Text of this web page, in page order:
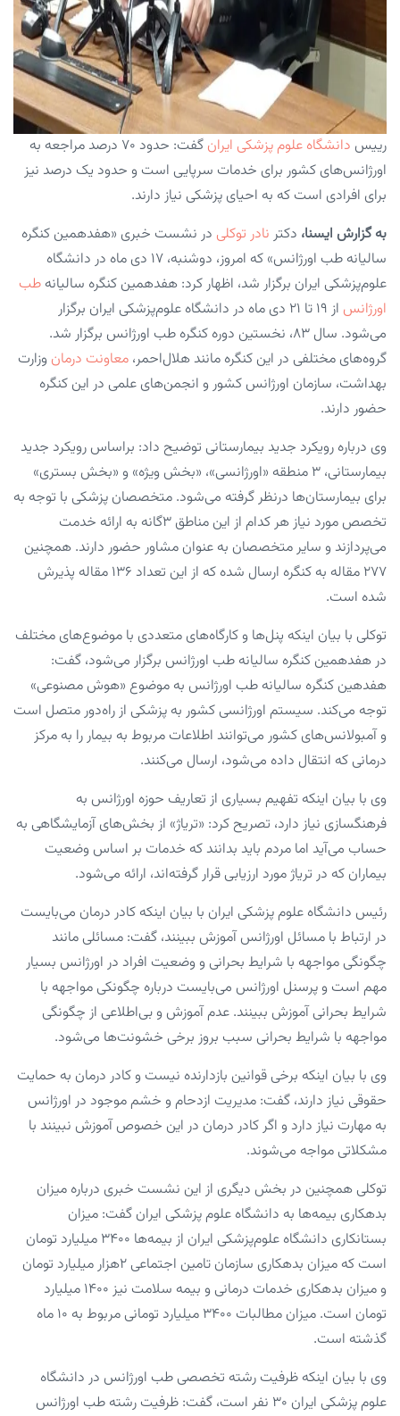
رییس دانشگاه علوم پزشکی ایران
گفت: حدود ۷۰ درصد مراجعه به
اورژانس‌های کشور برای خدمات سرپایی است و حدود یک درصد نیز
برای افرادی است که به احیای پزشکی نیاز دارند.
به گزارش ایسنا، دکتر نادر توکلی در نشست خبری «هفدهمین کنگره
سالیانه طب اورژانس» که امروز، دوشنبه، ۱۷ دی ماه در دانشگاه
علوم‌پزشکی ایران برگزار شد، اظهار کرد: هفدهمین کنگره سالیانه طب
اورژانس
از ۱۹ تا ۲۱ دی ماه در دانشگاه علوم‌پزشکی ایران برگزار
می‌شود. سال ۸۳، نخستین دوره کنگره طب اورژانس برگزار شد.
گروه‌های مختلفی در این کنگره مانند هلال‌احمر، معاونت درمان وزارت
بهداشت، سازمان اورژانس کشور و انجمن‌های علمی در این کنگره
حضور دارند.
وی درباره رویکرد جدید بیمارستانی توضیح داد: براساس رویکرد جدید
بیمارستانی، ۳ منطقه «اورژانسی»، «بخش ویژه» و «بخش بستری»
برای بیمارستان‌ها درنظر گرفته می‌شود. متخصصان پزشکی با توجه به
تخصص مورد نیاز هر کدام از این مناطق ۳گانه به ارائه خدمت
می‌پردازند و سایر متخصصان به عنوان مشاور حضور دارند. همچنین
۲۷۷ مقاله به کنگره ارسال شده که از این تعداد ۱۳۶ مقاله پذیرش
شده است.
توکلی با بیان اینکه پنل‌ها و کارگاه‌های متعددی با موضوع‌های مختلف
در هفدهمین کنگره سالیانه طب اورژانس برگزار می‌شود، گفت:
هفدهین کنگره سالیانه طب اورژانس به موضوع «هوش مصنوعی»
توجه می‌کند. سیستم اورژانسی کشور به پزشکی از راه‌دور متصل است
و آمبولانس‌های کشور می‌توانند اطلاعات مربوط به بیمار را به مرکز
درمانی که انتقال داده می‌شود، ارسال می‌کنند.
وی با بیان اینکه تفهیم بسیاری از تعاریف حوزه اورژانس به
فرهنگسازی نیاز دارد، تصریح کرد: «تریاژ» از بخش‌های آزمایشگاهی به
حساب می‌آید اما مردم باید بدانند که خدمات بر اساس وضعیت
بیماران که در تریاژ مورد ارزیابی قرار گرفته‌اند، ارائه می‌شود.
رئیس دانشگاه علوم پزشکی ایران با بیان اینکه کادر درمان می‌بایست
در ارتباط با مسائل اورژانس آموزش ببینند، گفت: مسائلی مانند
چگونگی مواجهه با شرایط بحرانی و وضعیت افراد در اورژانس بسیار
مهم است و پرسنل اورژانس می‌بایست درباره چگونکی مواجهه با
شرایط بحرانی آموزش ببینند. عدم آموزش و بی‌اطلاعی از چگونگی
مواجهه با شرایط بحرانی سبب بروز برخی خشونت‌ها می‌شود.
وی با بیان اینکه برخی قوانین بازدارنده نیست و کادر درمان به حمایت
حقوقی نیاز دارند، گفت: مدیریت ازدحام و خشم موجود در اورژانس
به مهارت نیاز دارد و اگر کادر درمان در این خصوص آموزش نبینند با
مشکلاتی مواجه می‌شوند.
توکلی همچنین در بخش دیگری از این نشست خبری درباره میزان
بدهکاری بیمه‌ها به دانشگاه علوم پزشکی ایران گفت: میزان
بستانکاری دانشگاه علوم‌پزشکی ایران از بیمه‌ها ۳۴۰۰ میلیارد تومان
است که میزان بدهکاری سازمان تامین اجتماعی ۲هزار میلیارد تومان
و میزان بدهکاری خدمات درمانی و بیمه سلامت نیز ۱۴۰۰ میلیارد
تومان است. میزان مطالبات ۳۴۰۰ میلیارد تومانی مربوط به ۱۰ ماه
گذشته است.
وی با بیان اینکه ظرفیت رشته تخصصی طب اورژانس در دانشگاه
علوم پزشکی ایران ۳۰ نفر است، گفت: ظرفیت رشته طب اورژانس